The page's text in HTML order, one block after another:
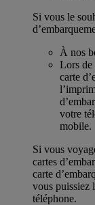
Si vous le
À nos
Lors de
carte
votre
mobile.
Si vous
cartes
carte
vous puissiez
téléphone.